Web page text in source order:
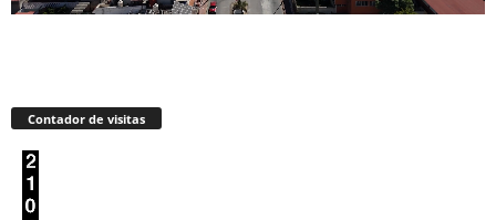
Contador de visitas